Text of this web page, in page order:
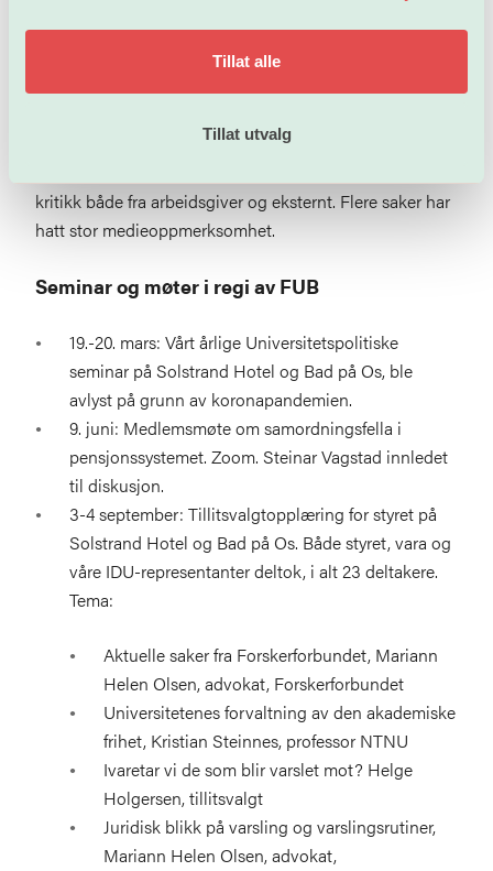
Tillat alle
Tillat utvalg
som angår medlemmer. Tillitsvalgtes arbeidstid har i
2020 i stor grad gått med til å følge opp
enkelte saker som har vært særlig krevende. Disse har
kritikk både fra arbeidsgiver og eksternt. Flere saker har
hatt stor medieoppmerksomhet.
Seminar og møter i regi av FUB
19.-20. mars: Vårt årlige Universitetspolitiske
seminar på Solstrand Hotel og Bad på Os, ble
avlyst på grunn av koronapandemien.
9. juni: Medlemsmøte om samordningsfella i
pensjonssystemet. Zoom. Steinar Vagstad innledet
til diskusjon.
3-4 september: Tillitsvalgtopplæring for styret på
Solstrand Hotel og Bad på Os. Både styret, vara og
våre IDU-representanter deltok, i alt 23 deltakere.
Tema:
Aktuelle saker fra Forskerforbundet, Mariann
Helen Olsen, advokat, Forskerforbundet
Universitetenes forvaltning av den akademiske
frihet, Kristian Steinnes, professor NTNU
Ivaretar vi de som blir varslet mot? Helge
Holgersen, tillitsvalgt
Juridisk blikk på varsling og varslingsrutiner,
Mariann Helen Olsen, advokat,